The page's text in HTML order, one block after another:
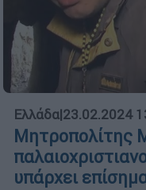
Ελλάδα|23.02.2024
Μητροπολίτης
υπάρχει